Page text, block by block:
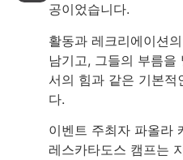
공이었습니다.
활동과 레크리에이션
남기고, 그들의 부름
서의 힘과 같은 기본적
다.
이벤트 주최자 파올라
레스카타도스 캠프는